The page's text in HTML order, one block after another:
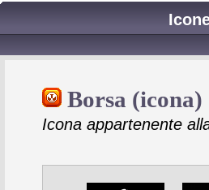
Borsa (icona)
Icona appartenente